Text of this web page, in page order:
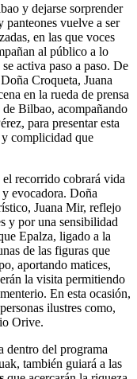
y dejarse sorprender
panteones vuelve a ser
en las que voces
al público a lo
activa paso a paso. De
Croqueta, Juana
en la rueda de prensa
de Bilbao, acompañando
para presentar esta
complicidad que
el recorrido cobrará vida
evocadora. Doña
Juana Mir, reflejo
y por una sensibilidad
Epalza, ligado a la
de las figuras que
aportando matices,
la visita permitiendo
En esta ocasión,
ilustres como,
Orive.
dentro del programa
también guiará a las